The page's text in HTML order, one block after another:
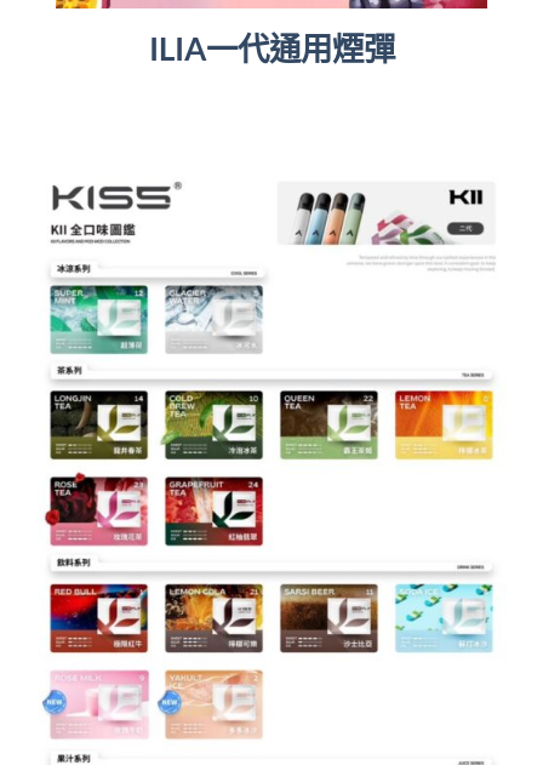
ILIA一代通用煙彈